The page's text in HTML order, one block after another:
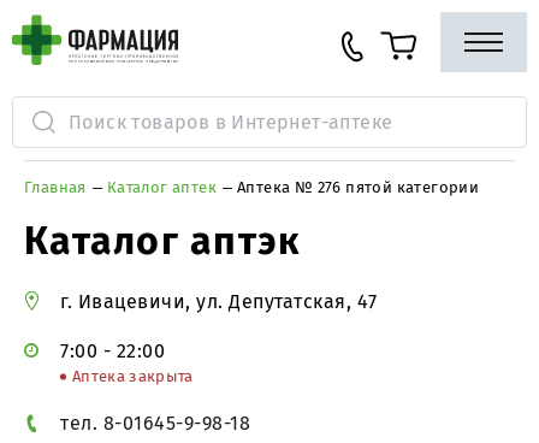
Главная Каталог аптек Аптека № 276 пятой категории
Каталог аптэк
г. Ивацевичи, ул. Депутатская, 47
7:00 - 22:00
Аптека закрыта
тел. 8-01645-9-98-18